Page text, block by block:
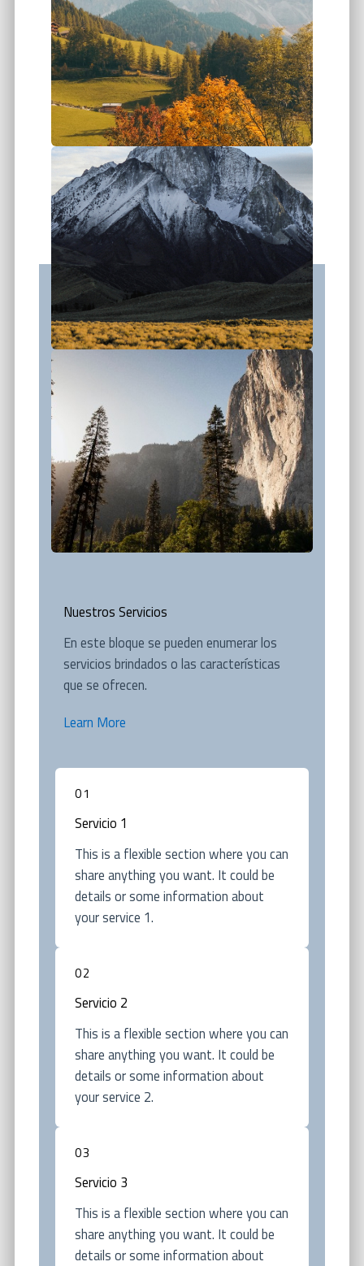
Nuestros Servicios
En este bloque se pueden enumerar los
servicios brindados o las características
que se ofrecen.
Learn More
01
Servicio 1
This is a flexible section where you can
share anything you want. It could be
details or some information about
your service 1.
02
Servicio 2
This is a flexible section where you can
share anything you want. It could be
details or some information about
your service 2.
03
Servicio 3
This is a flexible section where you can
share anything you want. It could be
details or some information about